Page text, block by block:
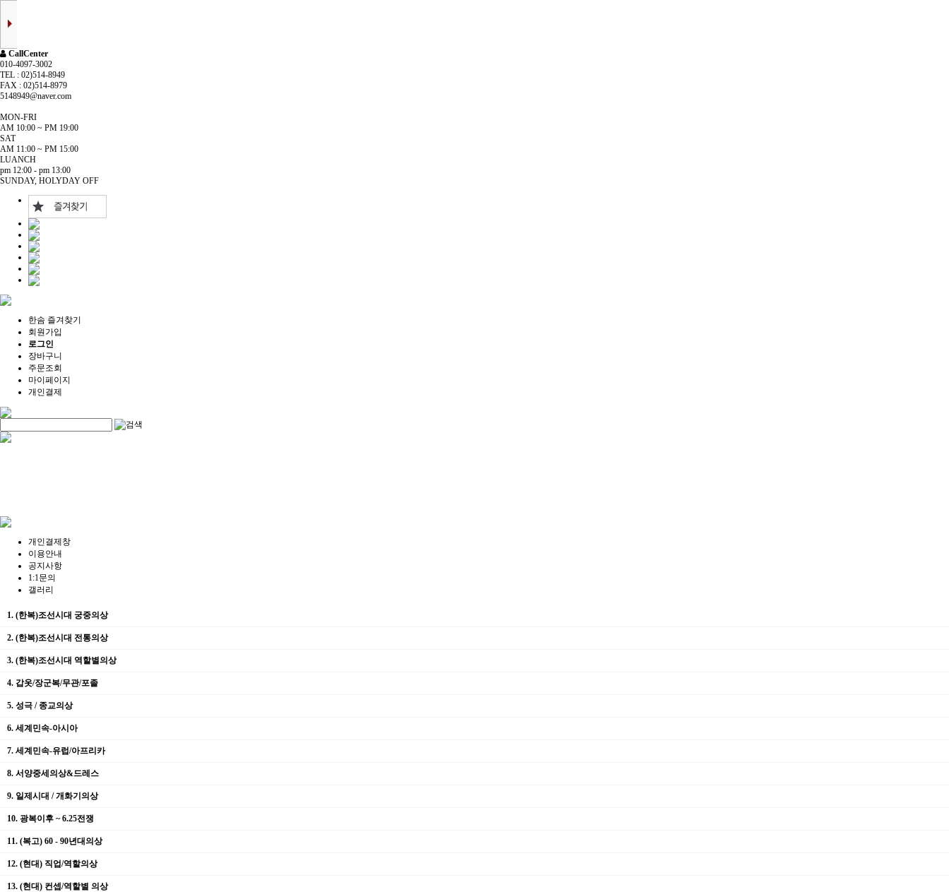
CallCenter
010-4097-3002
TEL : 02)514-8949
FAX : 02)514-8979
5148949@naver.com
MON-FRI
AM 10:00 ~ PM 19:00
SAT
AM 11:00 ~ PM 15:00
LUANCH
pm 12:00 - pm 13:00
SUNDAY, HOLYDAY OFF
한솜 즐겨찾기
회원가입
로그인
장바구니
주문조회
마이페이지
개인결제
개인결제창
이용안내
공지사항
1:1문의
갤러리
1. (한복)조선시대 궁중의상
2. (한복)조선시대 전통의상
3. (한복)조선시대 역할별의상
4. 갑옷/장군복/무관/포졸
5. 성극 / 종교의상
6. 세계민속-아시아
7. 세계민속-유럽/아프리카
8. 서양중세의상&드레스
9. 일제시대 / 개화기의상
10. 광복이후 ~ 6.25전쟁
11. (복고) 60 - 90년대의상
12. (현대) 직업/역할의상
13. (현대) 컨셉/역할별 의상